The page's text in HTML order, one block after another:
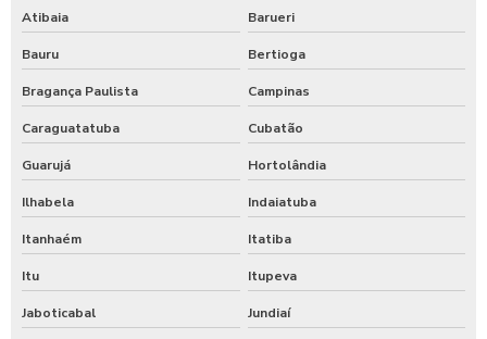
Atibaia Barueri
Bauru Bertioga
Bragança Paulista Campinas
Caraguatatuba Cubatão
Guarujá Hortolândia
Ilhabela Indaiatuba
Itanhaém Itatiba
Itu Itupeva
Jaboticabal Jundiaí